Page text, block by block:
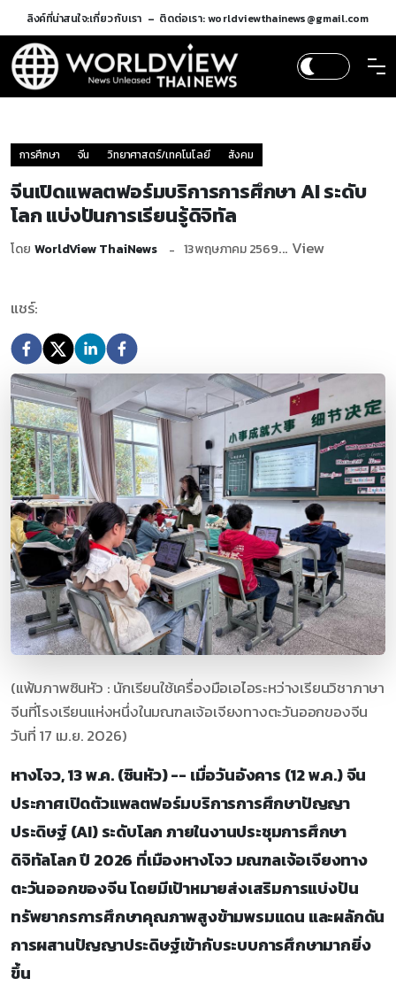
ลิงค์ที่น่าสนใจ:เกี่ยวกับเรา ติดต่อเรา: worldviewthainews@gmail.com
การศึกษา จีน วิทยาศาสตร์/เทคโนโลยี สังคม
จีนเปิดแพลตฟอร์มบริการการศึกษา AI ระดับ
โลก แบ่งปันการเรียนรู้ดิจิทัล
โดย WorldView ThaiNews 13 พฤษภาคม 2569... View
แชร์:
(แฟ้มภาพซินหัว : นักเรียนใช้เครื่องมือเอไอระหว่างเรียนวิชาภาษา
จีนที่โรงเรียนแห่งหนึ่งในมณฑลเจ้อเจียงทางตะวันออกของจีน
วันที่ 17 เม.ย. 2026)
หางโจว, 13 พ.ค. (ซินหัว) -- เมื่อวันอังคาร (12 พ.ค.) จีน
ประกาศเปิดตัวแพลตฟอร์มบริการการศึกษาปัญญา
ประดิษฐ์ (AI) ระดับโลก ภายในงานประชุมการศึกษา
ดิจิทัลโลก ปี 2026 ที่เมืองหางโจว มณฑลเจ้อเจียงทาง
ตะวันออกของจีน โดยมีเป้าหมายส่งเสริมการแบ่งปัน
ทรัพยากรการศึกษาคุณภาพสูงข้ามพรมแดน และผลักดัน
การผสานปัญญาประดิษฐ์เข้ากับระบบการศึกษามากยิ่ง
ขึ้น